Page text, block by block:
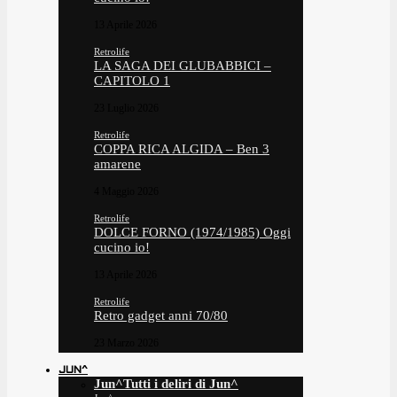
Retrolife
LA SAGA DEI GLUBABBICI –
CAPITOLO 1
Retrolife
COPPA RICA ALGIDA – Ben 3
amarene
Retrolife
DOLCE FORNO (1974/1985) Oggi
cucino io!
Retrolife
Retro gadget anni 70/80
JUN^
Jun^Tutti i deliri di Jun^